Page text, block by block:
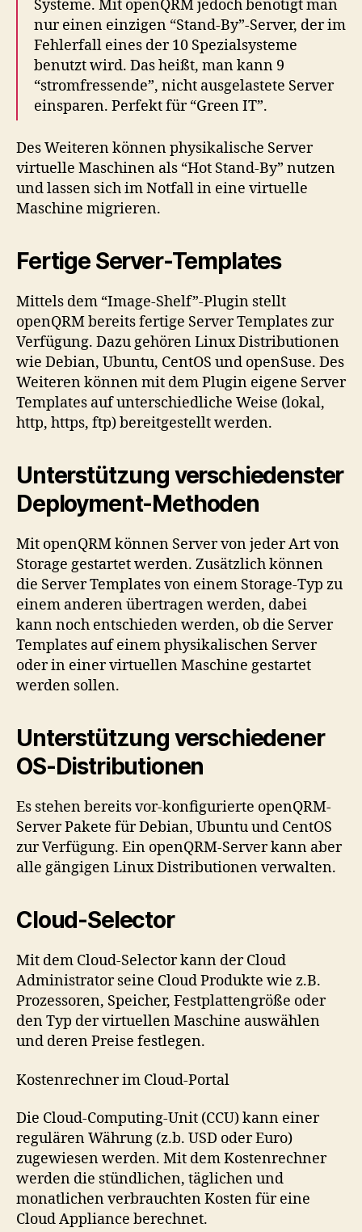
Systeme. Mit openQRM jedoch benötigt man
nur einen einzigen “Stand-By”-Server, der im
Fehlerfall eines der 10 Spezialsysteme
benutzt wird. Das heißt, man kann 9
“stromfressende”, nicht ausgelastete Server
einsparen. Perfekt für “Green IT”.
Des Weiteren können physikalische Server
virtuelle Maschinen als “Hot Stand-By” nutzen
und lassen sich im Notfall in eine virtuelle
Maschine migrieren.
Fertige Server-Templates
Mittels dem “Image-Shelf”-Plugin stellt
openQRM bereits fertige Server Templates zur
Verfügung. Dazu gehören Linux Distributionen
wie Debian, Ubuntu, CentOS und openSuse. Des
Weiteren können mit dem Plugin eigene Server
Templates auf unterschiedliche Weise (lokal,
http, https, ftp) bereitgestellt werden.
Unterstützung verschiedenster
Deployment-Methoden
Mit openQRM können Server von jeder Art von
Storage gestartet werden. Zusätzlich können
die Server Templates von einem Storage-Typ zu
einem anderen übertragen werden, dabei
kann noch entschieden werden, ob die Server
Templates auf einem physikalischen Server
oder in einer virtuellen Maschine gestartet
werden sollen.
Unterstützung verschiedener
OS-Distributionen
Es stehen bereits vor-konfigurierte openQRM-
Server Pakete für Debian, Ubuntu und CentOS
zur Verfügung. Ein openQRM-Server kann aber
alle gängigen Linux Distributionen verwalten.
Cloud-Selector
Mit dem Cloud-Selector kann der Cloud
Administrator seine Cloud Produkte wie z.B.
Prozessoren, Speicher, Festplattengröße oder
den Typ der virtuellen Maschine auswählen
und deren Preise festlegen.
Kostenrechner im Cloud-Portal
Die Cloud-Computing-Unit (CCU) kann einer
regulären Währung (z.b. USD oder Euro)
zugewiesen werden. Mit dem Kostenrechner
werden die stündlichen, täglichen und
monatlichen verbrauchten Kosten für eine
Cloud Appliance berechnet.